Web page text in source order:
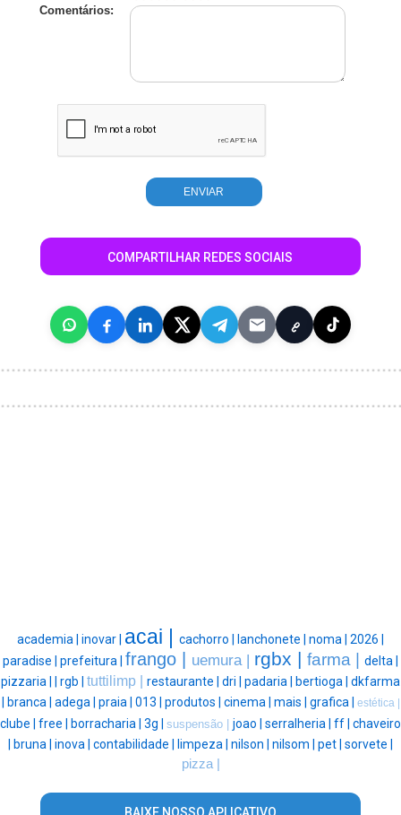
Comentários:
COMPARTILHAR REDES SOCIAIS
academia | inovar | acai | cachorro | lanchonete | noma | 2026 |
paradise | prefeitura | frango | uemura | rgbx | farma |
delta |
pizzaria |
rgb | tuttilimp | restaurante | dri | padaria | bertioga | dkfarma
branca | adega | praia | 013 | produtos | cinema | mais | grafica | estética |
clube | free | borracharia | 3g | suspensão | joao | serralheria | ff | chaveiro
bruna | inova | contabilidade | limpeza | nilson | nilsom | pet | sorvete |
pizza |